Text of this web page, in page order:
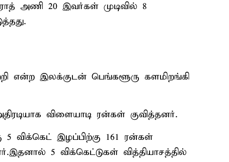
அணி 20 இவர்கள் முடிவில் 8
என்ற இலக்குடன் பெங்களூரு களமிறங்கி
விளையாடி ரன்கள் குவித்தனர்.
விக்கெட் இழப்பிற்கு 161 ரன்கள்
5 விக்கெட்டுகள் வித்தியாசத்தில்